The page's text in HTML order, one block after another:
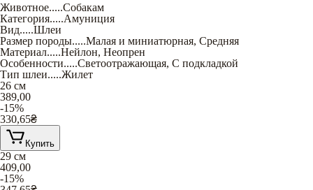
Животное.....Собакам
Категория.....Амуниция
Вид.....Шлеи
Размер породы.....Малая и миниатюрная, Средняя
Материал.....Нейлон, Неопрен
Особенности.....Светоотражающая, С подкладкой
Тип шлеи.....Жилет
26 см
389,00
-15%
330,65₴
Купить
29 см
409,00
-15%